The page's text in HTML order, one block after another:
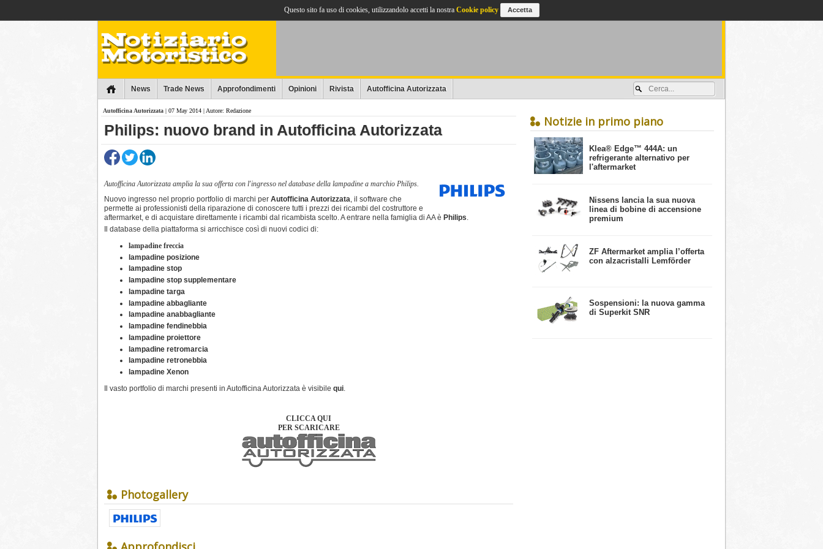
News Trade News Approfondimenti Opinioni Rivista Autofficina Autorizzata
Notizie in primo piano
​Klea® Edge™ 444A: un
refrigerante alternativo per
l'aftermarket
Nissens lancia la sua nuova
linea di bobine di accensione
premium
ZF Aftermarket amplia l’offerta
con alzacristalli Lemförder
​Sospensioni: la nuova gamma
di Superkit SNR
Autofficina Autorizzata | 07 May 2014 | Autore: Redazione
Philips: nuovo brand in Autofficina Autorizzata
Autofficina Autorizzata amplia la sua offerta con l'ingresso nel database della lampadine a marchio Philips.
Nuovo ingresso nel proprio portfolio di marchi per Autofficina Autorizzata, il software che
permette ai professionisti della riparazione di conoscere tutti i prezzi dei ricambi del costruttore e
aftermarket, e di acquistare direttamente i ricambi dal ricambista scelto. A entrare nella famiglia di AA è Philips.
Il database della piattaforma si arricchisce così di nuovi codici di:
lampadine freccia
lampadine posizione
lampadine stop
lampadine stop supplementare
lampadine targa
lampadine abbagliante
lampadine anabbagliante
lampadine fendinebbia
lampadine proiettore
lampadine retromarcia
lampadine retronebbia
lampadine Xenon
Il vasto portfolio di marchi presenti in Autofficina Autorizzata è visibile qui.
CLICCA QUI
PER SCARICARE
Photogallery
Questo sito fa uso di cookies, utilizzandolo accetti la nostra Cookie policy Accetta